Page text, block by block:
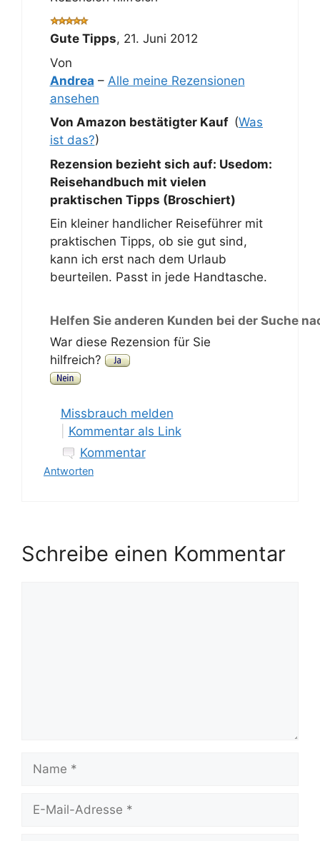
Gute Tipps, 21. Juni 2012
Von
Andrea – Alle meine Rezensionen
ansehen
Von Amazon bestätigter Kauf (Was
ist das?)
Rezension bezieht sich auf: Usedom:
Reisehandbuch mit vielen
praktischen Tipps (Broschiert)
Ein kleiner handlicher Reiseführer mit
praktischen Tipps, ob sie gut sind,
kann ich erst nach dem Urlaub
beurteilen. Passt in jede Handtasche.
Helfen Sie anderen Kunden bei der Suche
War diese Rezension für Sie
hilfreich?
Missbrauch melden
Kommentar als Link
Kommentar
Antworten
Schreibe einen Kommentar
Mail-